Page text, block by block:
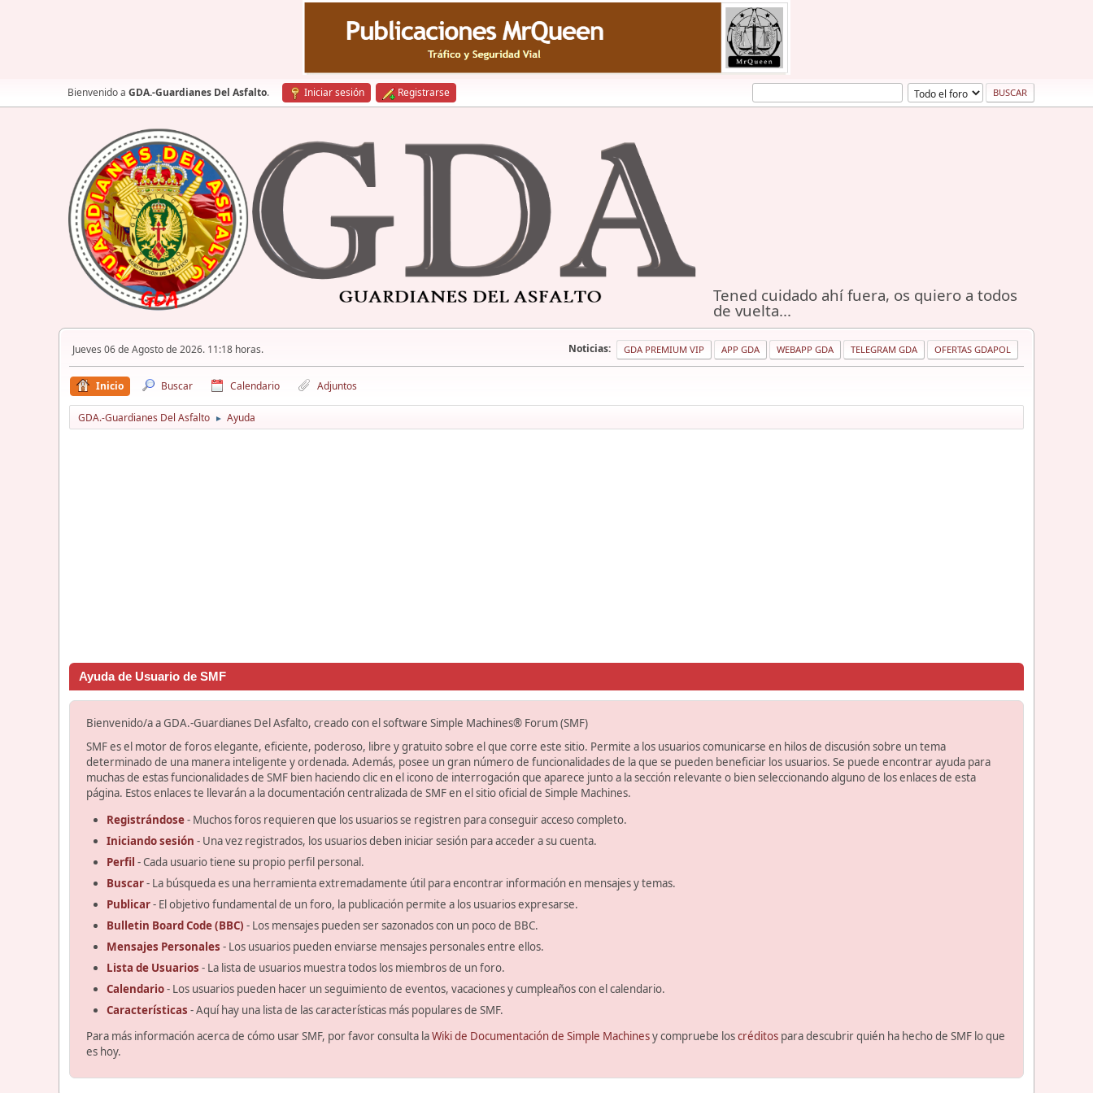
Bienvenido a GDA.-Guardianes Del Asfalto. Iniciar sesión Registrarse
Tened cuidado ahí fuera, os quiero a todos
de vuelta...
Jueves 06 de Agosto de 2026. 11:18 horas. Noticias: GDA PREMIUM VIP APP GDA WEBAPP GDA TELEGRAM GDA OFERTAS GDAPOL
Inicio Buscar Calendario Adjuntos
GDA.-Guardianes Del Asfalto ► Ayuda
Ayuda de Usuario de SMF
Bienvenido/a a GDA.-Guardianes Del Asfalto, creado con el software Simple Machines® Forum (SMF)
SMF es el motor de foros elegante, eficiente, poderoso, libre y gratuito sobre el que corre este sitio. Permite a los usuarios comunicarse en hilos de discusión sobre un tema
determinado de una manera inteligente y ordenada. Además, posee un gran número de funcionalidades de la que se pueden beneficiar los usuarios. Se puede encontrar ayuda para
muchas de estas funcionalidades de SMF bien haciendo clic en el icono de interrogación que aparece junto a la sección relevante o bien seleccionando alguno de los enlaces de esta
página. Estos enlaces te llevarán a la documentación centralizada de SMF en el sitio oficial de Simple Machines.
Registrándose- Muchos foros requieren que los usuarios se registren para conseguir acceso completo.
Iniciando sesión - Una vez registrados, los usuarios deben iniciar sesión para acceder a su cuenta.
Perfil - Cada usuario tiene su propio perfil personal.
Buscar- La búsqueda es una herramienta extremadamente útil para encontrar información en mensajes y temas.
Publicar- El objetivo fundamental de un foro, la publicación permite a los usuarios expresarse.
Bulletin Board Code (BBC) - Los mensajes pueden ser sazonados con un poco de BBC.
Mensajes Personales - Los usuarios pueden enviarse mensajes personales entre ellos.
Lista de Usuarios - La lista de usuarios muestra todos los miembros de un foro.
Calendario- Los usuarios pueden hacer un seguimiento de eventos, vacaciones y cumpleaños con el calendario.
Características - Aquí hay una lista de las características más populares de SMF.
Para más información acerca de cómo usar SMF, por favor consulta laWiki de Documentación de Simple Machinesy compruebe loscréditos para descubrir quién ha hecho de SMF lo que
es hoy.